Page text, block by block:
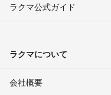
ラクマ公式ガイド
ラクマについて
会社概要